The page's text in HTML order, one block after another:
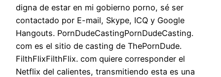
digna de estar en mi gobierno porno, sé ser
contactado por E-mail, Skype, ICQ y Google
Hangouts. PornDudeCastingPornDudeCasting.
com es el sitio de casting de ThePornDude.
FilthFlixFilthFlix. com quiere corresponder el
Netflix del calientes, transmitiendo esta es una